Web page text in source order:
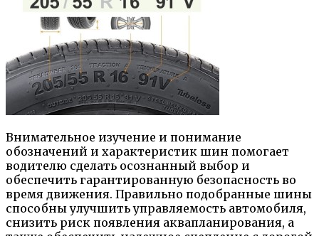
Внимательное изучение и понимание
обозначений и характеристик шин помогает
водителю сделать осознанный выбор и
обеспечить гарантированную безопасность во
время движения. Правильно подобранные шины
способны улучшить управляемость автомобиля,
снизить риск появления аквапланирования, а